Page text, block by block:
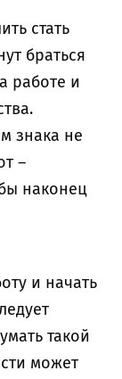
стать
браться
работе и
знака не
–
наконец
и начать
такой
может